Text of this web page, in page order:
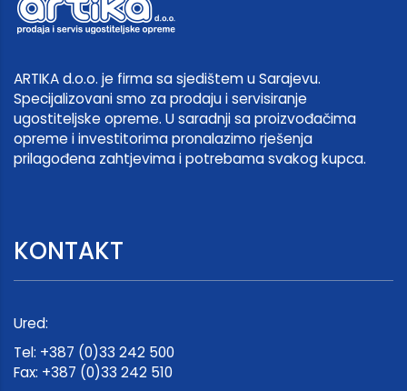
ARTIKA d.o.o. je firma sa sjedištem u Sarajevu.
Specijalizovani smo za prodaju i servisiranje
ugostiteljske opreme. U saradnji sa proizvođačima
opreme i investitorima pronalazimo rješenja
prilagođena zahtjevima i potrebama svakog kupca.
KONTAKT
Ured:
Tel: +387 (0)33 242 500
Fax: +387 (0)33 242 510